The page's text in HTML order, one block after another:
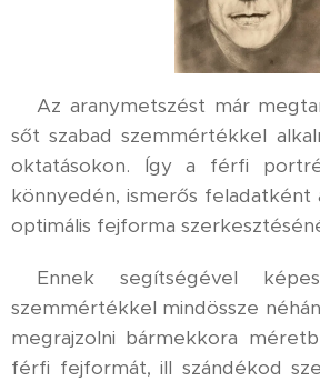
Az aranymetszést már
sőt szabad szemmértékkel
oktatásokon. Így a férfi
könnyedén, ismerős feladatként
optimális fejforma
Ennek segítségével
szemmértékkel mindössze
megrajzolni bármekkora
férfi fejformát, ill szándékod